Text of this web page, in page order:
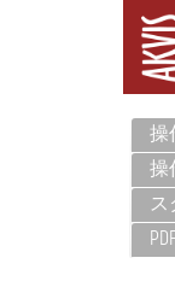
操
操
ス